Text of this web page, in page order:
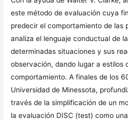
este método de evaluación cuya
predecir el comportamiento de las
analiza el lenguaje conductual de
determinadas situaciones y sus
observación, dando lugar a estilos
comportamiento. A finales de los
Universidad de Minessota,
través de la simplificación de un
la evaluación DISC (test) como